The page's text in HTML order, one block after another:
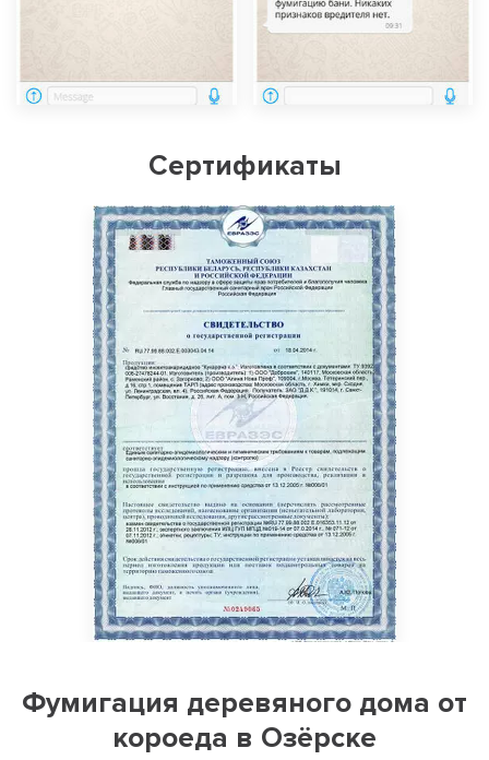
Сертификаты
Фумигация деревяного дома от
короеда в Озёрске